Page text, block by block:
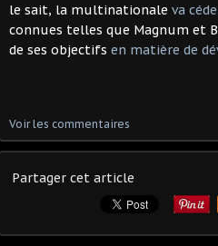
le sait, la multinationale va
connues telles que Magnum et
de ses objectifs en matière de
Voir les commentaires
Partager cet article